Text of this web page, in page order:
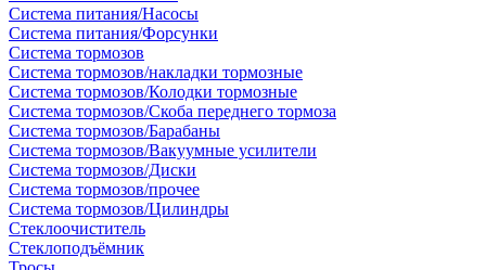
Система питания/Насосы
Система питания/Форсунки
Система тормозов
Система тормозов/накладки тормозные
Система тормозов/Колодки тормозные
Система тормозов/Скоба переднего тормоза
Система тормозов/Барабаны
Система тормозов/Вакуумные усилители
Система тормозов/Диски
Система тормозов/прочее
Система тормозов/Цилиндры
Стеклоочиститель
Стеклоподъёмник